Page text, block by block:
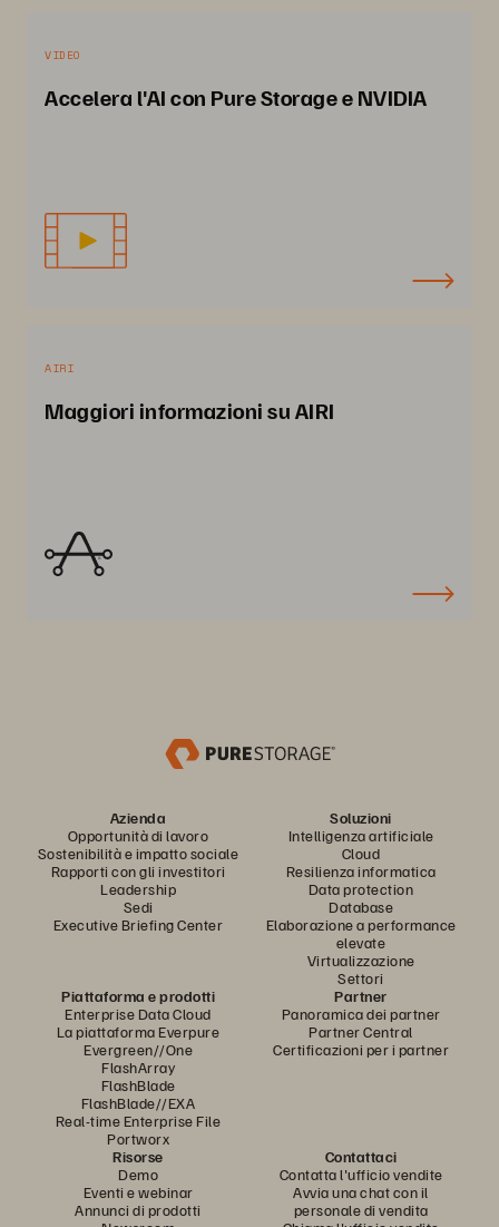
VIDEO
Accelera l'AI con Pure Storage e NVIDIA
AIRI
Maggiori informazioni su AIRI
Azienda
Opportunità di lavoro
Sostenibilità e impatto sociale
Rapporti con gli investitori
Leadership
Sedi
Executive Briefing Center
Soluzioni
Intelligenza artificiale
Cloud
Resilienza informatica
Data protection
Database
Elaborazione a performance
elevate
Virtualizzazione
Settori
Piattaforma e prodotti
Enterprise Data Cloud
La piattaforma Everpure
Evergreen//One
FlashArray
FlashBlade
FlashBlade//EXA
Real-time Enterprise File
Portworx
Partner
Panoramica dei partner
Partner Central
Certificazioni per i partner
Risorse
Demo
Eventi e webinar
Annunci di prodotti
Contattaci
Contatta l'ufficio vendite
Avvia una chat con il
personale di vendita